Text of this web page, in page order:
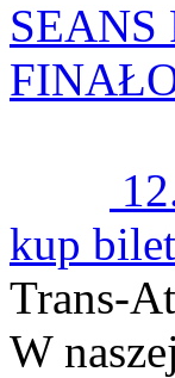
kup bilet
Trans-
W